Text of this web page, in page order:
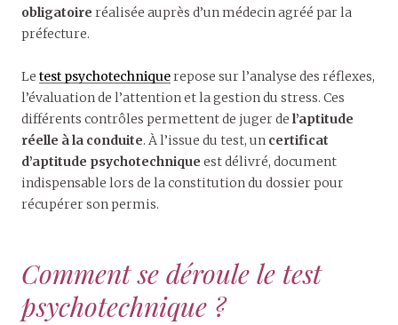
obligatoire réalisée auprès d’un médecin agréé par la
préfecture.
Le test psychotechniquerepose sur l’analyse des réflexes,
l’évaluation de l’attention et la gestion du stress. Ces
différents contrôles permettent de juger de l’aptitude
réelle à la conduite. À l’issue du test, un certificat
d’aptitude psychotechnique est délivré, document
indispensable lors de la constitution du dossier pour
récupérer son permis.
Comment se déroule le test
psychotechnique ?